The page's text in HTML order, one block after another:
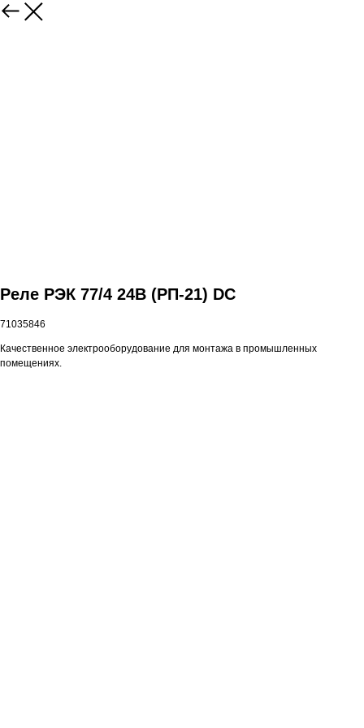
Реле РЭК 77/4 24В (РП-21) DС
71035846
Качественное электрооборудование для монтажа в промышленных
помещениях.